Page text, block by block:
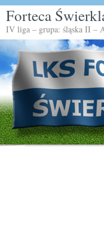
Forteca
IV liga – grupa: śląska II –